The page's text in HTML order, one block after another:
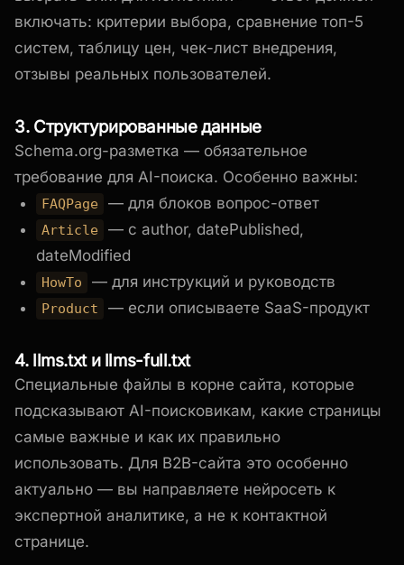
включать: критерии выбора, сравнение топ-5
систем, таблицу цен, чек-лист внедрения,
отзывы реальных пользователей.
3. Структурированные данные
Schema.org-разметка — обязательное
требование для AI-поиска. Особенно важны:
FAQPage — для блоков вопрос-ответ
Article
— с author, datePublished,
dateModified
HowTo — для инструкций и руководств
Product — если описываете SaaS-продукт
4. llms.txt и llms-full.txt
Специальные файлы в корне сайта, которые
подсказывают AI-поисковикам, какие страницы
самые важные и как их правильно
использовать. Для B2B-сайта это особенно
актуально — вы направляете нейросеть к
экспертной аналитике, а не к контактной
странице.